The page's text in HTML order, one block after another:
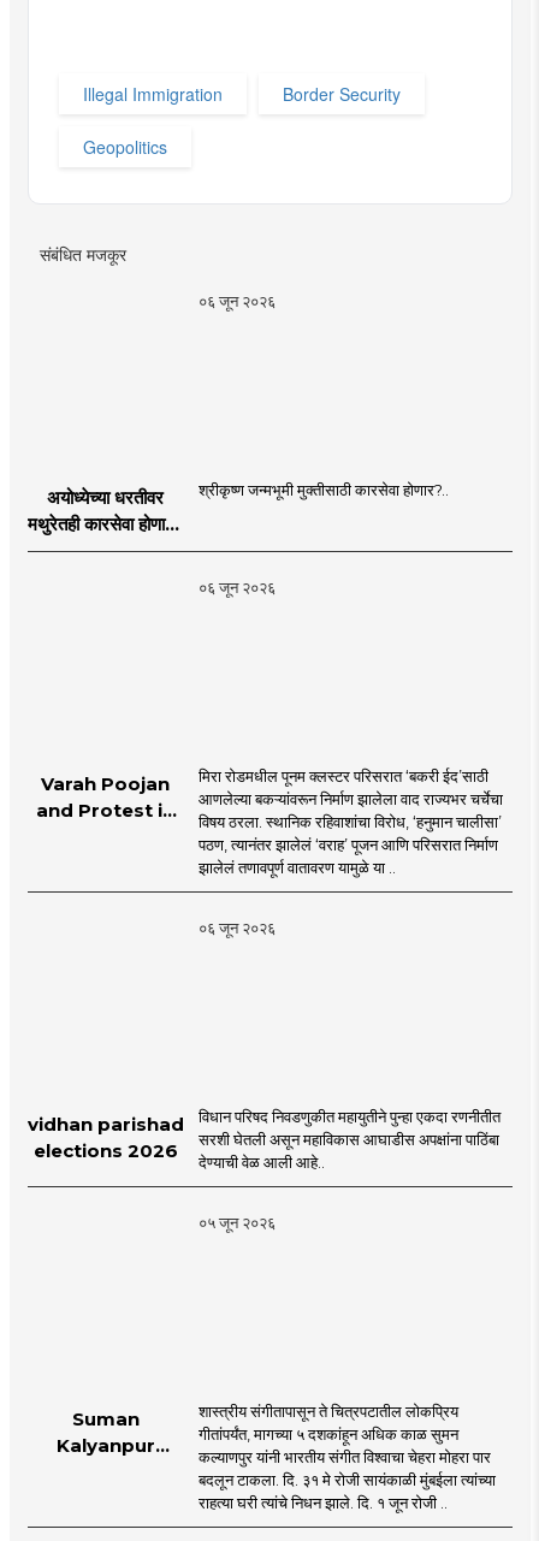
Illegal Immigration Border Security
Geopolitics
संबंधित मजकूर
०६ जून २०२६
अयोध्येच्या धरतीवर
मथुरेतही कारसेवा होणार?
| Shri Krishna
श्रीकृष्ण जन्मभूमी मुक्तीसाठी कारसेवा होणार?..
०६ जून २०२६
Varah Poojan
and Protest in
Mira Road
मिरा रोडमधील पूनम क्लस्टर परिसरात ‘बकरी ईद’साठी
आणलेल्या बकऱ्यांवरून निर्माण झालेला वाद राज्यभर चर्चेचा
विषय ठरला. स्थानिक रहिवाशांचा विरोध, ‘हनुमान चालीसा’
पठण, त्यानंतर झालेलं ‘वराह’ पूजन आणि परिसरात निर्माण
झालेलं तणावपूर्ण वातावरण यामुळे या ..
०६ जून २०२६
vidhan parishad
elections 2026
विधान परिषद निवडणुकीत महायुतीने पुन्हा एकदा रणनीतीत
सरशी घेतली असून महाविकास आघाडीस अपक्षांना पाठिंबा
देण्याची वेळ आली आहे..
०५ जून २०२६
Suman
Kalyanpur
mumbai |
शास्त्रीय संगीतापासून ते चित्रपटातील लोकप्रिय
गीतांपर्यंत, मागच्या ५ दशकांहून अधिक काळ सुमन
कल्याणपुर यांनी भारतीय संगीत विश्वाचा चेहरा मोहरा पार
बदलून टाकला. दि. ३१ मे रोजी सायंकाळी मुंबईला त्यांच्या
राहत्या घरी त्यांचे निधन झाले. दि. १ जून रोजी ..